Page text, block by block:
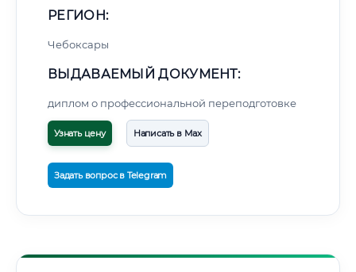
РЕГИОН:
Чебоксары
ВЫДАВАЕМЫЙ ДОКУМЕНТ:
диплом о профессиональной переподготовке
Узнать цену Написать в Max
Задать вопрос в Telegram